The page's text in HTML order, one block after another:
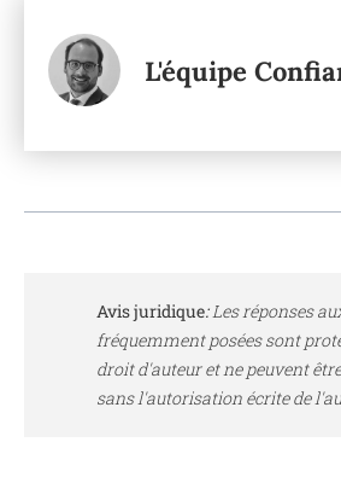
L'équipe
Avis juridique:Les réponses
fréquemment posées sont
droit d'auteur et ne peuvent
sans l'autorisation écrite de